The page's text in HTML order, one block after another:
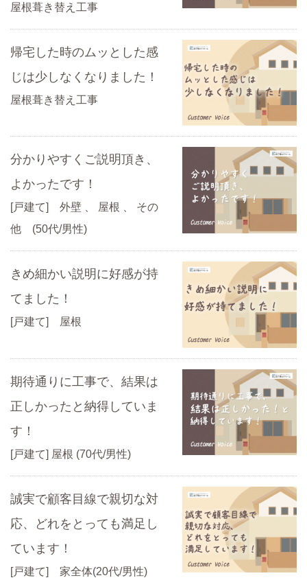
屋根葺き替え工事
帰宅した時のムッとした感
じは少しなくなりました！
屋根葺き替え工事
分かりやすくご説明頂き、
よかったです！
[戸建て] 外壁 、 屋根 、 その
他 (50代/男性)
きめ細かい説明に好感が持
てました！
[戸建て] 屋根
期待通りに工事で、結果は
正しかったと納得していま
す！
[戸建て] 屋根 (70代/男性)
誠実で顧客目線で親切な対
応、どれをとっても満足し
ています！
[戸建て] 家全体(20代/男性)